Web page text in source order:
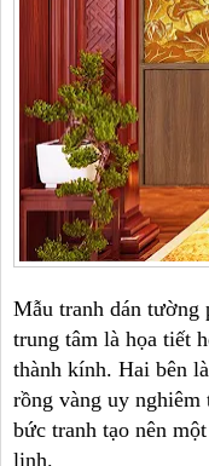
Mẫu tranh dán tường
trung tâm là họa tiết
thành kính. Hai bên
rồng vàng uy
bức tranh tạo nên
linh.